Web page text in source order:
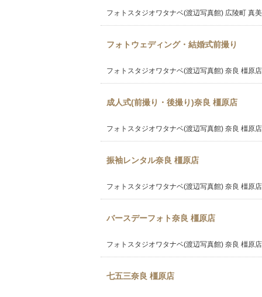
フォトスタジオワタナベ(渡辺写真館) 広陵町 真
フォトウェディング・結婚式前撮り
フォトスタジオワタナベ(渡辺写真館) 奈良 橿原店
成人式(前撮り・後撮り)奈良 橿原店
フォトスタジオワタナベ(渡辺写真館) 奈良 橿原店
振袖レンタル奈良 橿原店
フォトスタジオワタナベ(渡辺写真館) 奈良 橿原店
バースデーフォト奈良 橿原店
フォトスタジオワタナベ(渡辺写真館) 奈良 橿原店
七五三奈良 橿原店